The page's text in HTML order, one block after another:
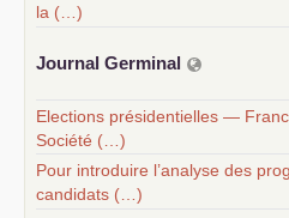
la (…)
Journal Germinal
Elections présidentielles —
Société (…)
Pour introduire l’analyse des
candidats (…)